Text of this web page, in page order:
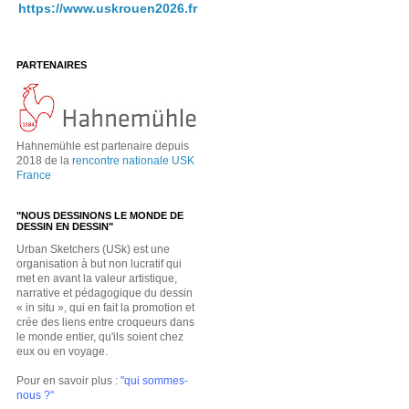
https://www.uskrouen2026.fr
PARTENAIRES
Hahnemühle est partenaire depuis
2018 de la rencontre nationale USK
France
"NOUS DESSINONS LE MONDE DE
DESSIN EN DESSIN"
Urban Sketchers (USk) est une
organisation à but non lucratif qui
met en avant la valeur artistique,
narrative et pédagogique du dessin
« in situ », qui en fait la promotion et
crée des liens entre croqueurs dans
le monde entier, qu'ils soient chez
eux ou en voyage.
Pour en savoir plus : "qui sommes-
nous ?"